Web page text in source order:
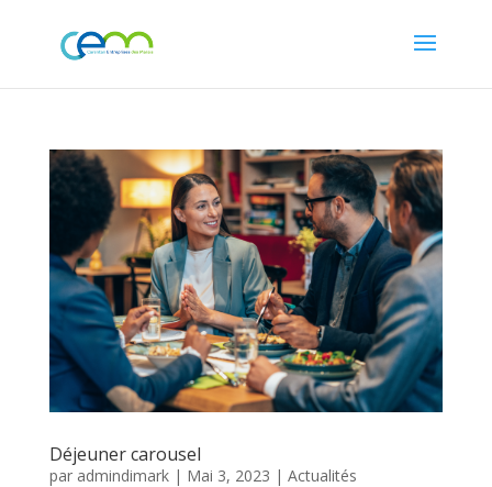
Déjeuner carousel
par admindimark| Mai 3, 2023 | Actualités